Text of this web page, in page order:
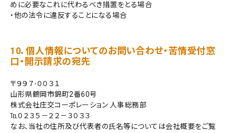
めに必要なこれに代わるべき措置をとる場合
・他の法令に違反することになる場合
10．個人情報についてのお問い合わせ・苦情受付窓
口・開示請求の宛先
〒９９７-００３１
山形県鶴岡市錦町2番60号
株式会社庄交コーポレーション 人事総務部
℡０２３５－２２－３０３３
なお、当社の住所及び代表者の氏名等については会社概要をご覧